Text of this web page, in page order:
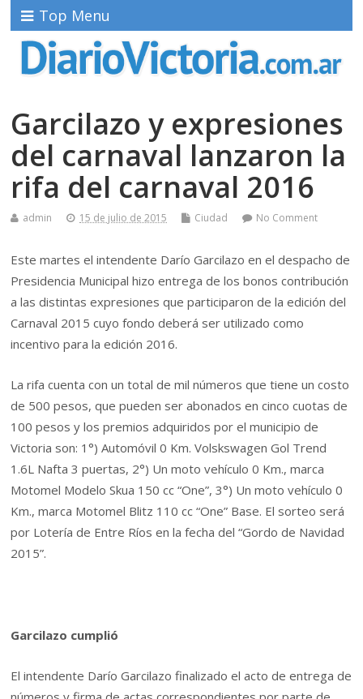
Top Menu
Garcilazo y expresiones
del carnaval lanzaron la
rifa del carnaval 2016
admin 15 de julio de 2015 Ciudad No Comment
Este martes el intendente Darío Garcilazo en el despacho de
Presidencia Municipal hizo entrega de los bonos contribución
a las distintas expresiones que participaron de la edición del
Carnaval 2015 cuyo fondo deberá ser utilizado como
incentivo para la edición 2016.
La rifa cuenta con un total de mil números que tiene un costo
de 500 pesos, que pueden ser abonados en cinco cuotas de
100 pesos y los premios adquiridos por el municipio de
Victoria son: 1°) Automóvil 0 Km. Volskswagen Gol Trend
1.6L Nafta 3 puertas, 2°) Un moto vehículo 0 Km., marca
Motomel Modelo Skua 150 cc “One”, 3°) Un moto vehículo 0
Km., marca Motomel Blitz 110 cc “One” Base. El sorteo será
por Lotería de Entre Ríos en la fecha del “Gordo de Navidad
2015”.
Garcilazo cumplió
El intendente Darío Garcilazo finalizado el acto de entrega de